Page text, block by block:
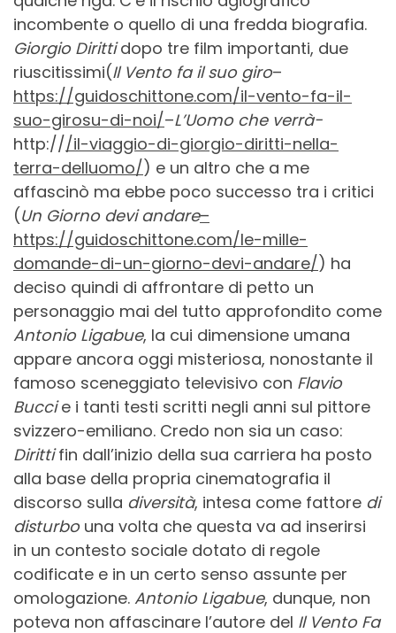
incombente o quello di una fredda biografia.
Giorgio Dirittidopo tre film importanti, due
riuscitissimi(Il Vento fa il suo giro–
https://guidoschittone.com/il-vento-fa-il-
suo-girosu-di-noi/–L’Uomo che verrà-
http:///il-viaggio-di-giorgio-diritti-nella-
terra-delluomo/) e un altro che a me
affascinò ma ebbe poco successo tra i critici
(Un Giorno devi andare–
https://guidoschittone.com/le-mille-
domande-di-un-giorno-devi-andare/) ha
deciso quindi di affrontare di petto un
personaggio mai del tutto approfondito come
Antonio Ligabue, la cui dimensione umana
appare ancora oggi misteriosa, nonostante il
famoso sceneggiato televisivo con Flavio
Buccie i tanti testi scritti negli anni sul pittore
svizzero-emiliano. Credo non sia un caso:
Dirittifin dall’inizio della sua carriera ha posto
alla base della propria cinematografia il
discorso sulla diversità, intesa come fattore di
disturbouna volta che questa va ad inserirsi
in un contesto sociale dotato di regole
codificate e in un certo senso assunte per
omologazione. Antonio Ligabue, dunque, non
poteva non affascinare l’autore del Il Vento Fa